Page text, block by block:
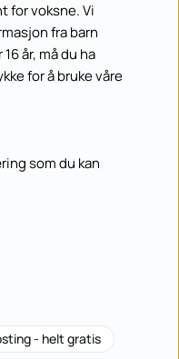
for voksne. Vi
fra barn
år, må du ha
for å bruke våre
som du kan
- helt gratis